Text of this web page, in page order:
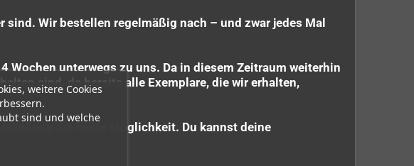
weitere Cookies
sind und welche
Wir bestellen regelmäßig nach – und zwar jedes Mal
Wochen unterwegs zu uns. Da in diesem Zeitraum weiterhin
sind, da bereits alle Exemplare, die wir erhalten,
die beste Möglichkeit. Du kannst deine